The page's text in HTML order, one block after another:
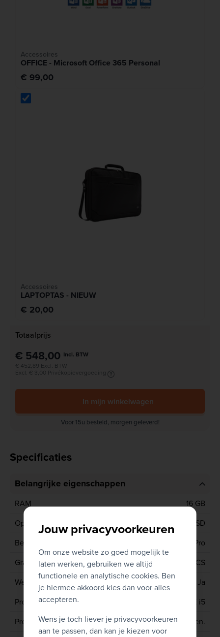
Accessoires
OFFICE - Microsoft Office 365 Personal
€ 99,00
Accessoires
LAPTOPTAS - NIEUW
€ 20,00
Totaalprijs
€ 548,00 Incl. BTW
€ 452,89 Excl. BTW
Excl. € 3,00 Privékopievergoeding
In mijn winkelwagen
Voor 15u besteld, morgen geleverd!
Specificaties
Belangrijke eigenschappen
RAM
16 GB
Opslagcapaciteit
256 GB SSD
Besturingssysteem
Windows 11 Pro
Grafische kaart
INTEL IRIS XE GRAPHICS
Webcam
Ja
Processor type
CORE i5
Processor generatie
11de gen.
Jouw privacyvoorkeuren
Om onze website zo goed mogelijk te
laten werken, gebruiken we altijd
functionele en analytische cookies. Ben
je hiermee akkoord kies dan voor alles
accepteren.
Wens je toch liever je privacyvoorkeuren
aan te passen, dan kan je kiezen voor